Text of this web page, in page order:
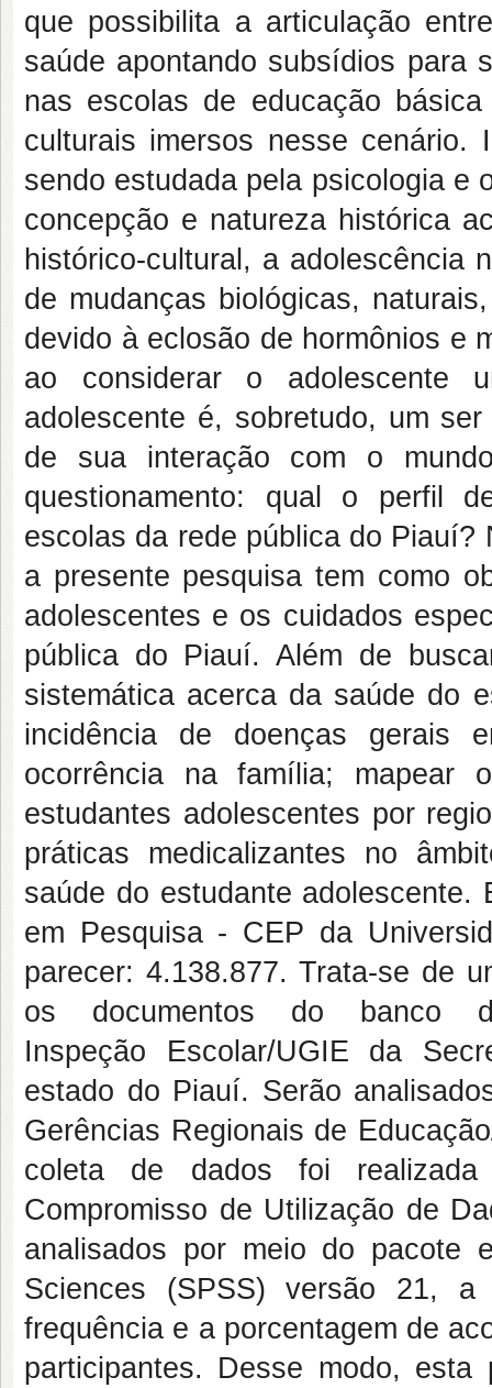
que possibilita a articulação
saúde apontando subsídios para
nas escolas de educação
culturais imersos nesse cenário.
sendo estudada pela psicologia e
concepção e natureza histórica
histórico-cultural, a adolescência
de mudanças biológicas,
devido à eclosão de hormônios e
ao considerar o adolescente
adolescente é, sobretudo, um
de sua interação com o
questionamento: qual o perfil
escolas da rede pública do
a presente pesquisa tem como
adolescentes e os cuidados
pública do Piauí. Além de
sistemática acerca da saúde do
incidência de doenças gerais
ocorrência na família; mapear
estudantes adolescentes por
práticas medicalizantes no
saúde do estudante
em Pesquisa - CEP da
parecer: 4.138.877. Trata-se de
os documentos do
Inspeção Escolar/UGIE da
estado do Piauí. Serão
Gerências Regionais de
coleta de dados foi
Compromisso de Utilização de
analisados por meio do pacote
Sciences (SPSS) versão 21,
frequência e a porcentagem de
participantes. Desse modo, esta